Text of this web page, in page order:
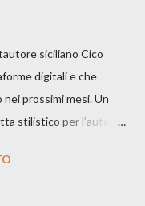
siciliano Cico
digitali e che
nei prossimi mesi. Un
stilistico per l’autore
espressiva che